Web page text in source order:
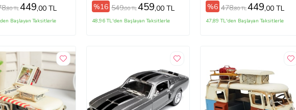
,80 TL449,00 TL
Başlayan Taksitlerle
%16 549,00 TL459,00 TL
48,96 TL'den Başlayan Taksitlerle
%6 478,80 TL449,00 TL
47,89 TL'den Başlayan Taksitlerle